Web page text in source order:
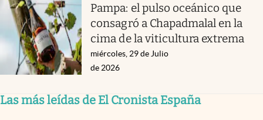
Pampa: el pulso oceánico que
consagró a Chapadmalal en la
cima de la viticultura extrema
miércoles, 29 de Julio
de 2026
Las más leídas de El Cronista España